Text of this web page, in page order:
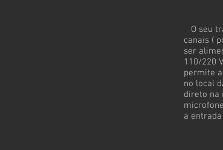
O seu
canais (
ser
110/220
permite
no local
direto na
a